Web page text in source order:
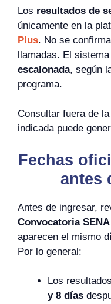
Los resultados de
únicamente en la
Plus. No se
llamadas. El
escalonada, según
programa.
Consultar fuera de
indicada puede
Fechas
antes
Antes de ingresar,
Convocatoria SENA
aparecen el mismo
Por lo general:
Los
y 8 días